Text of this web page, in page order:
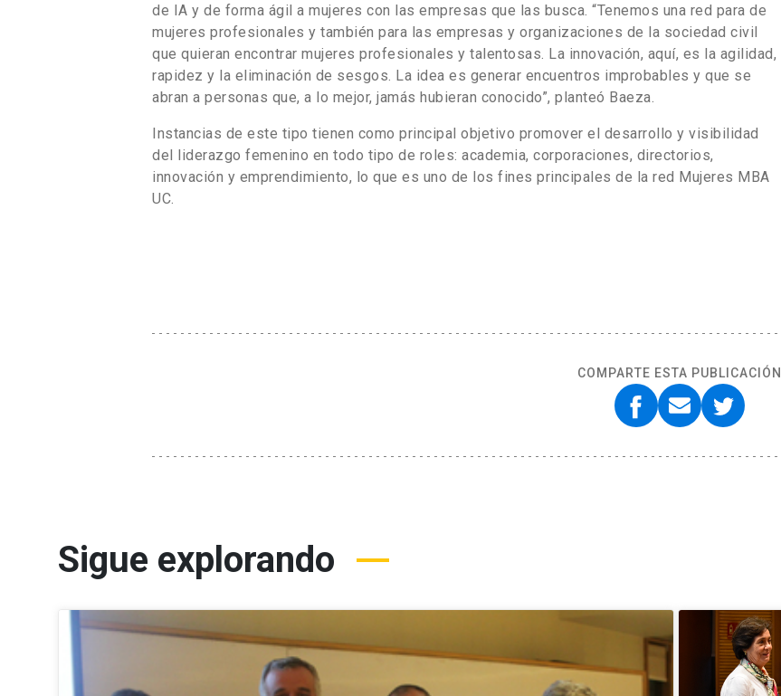
de IA y de forma ágil a mujeres con las empresas que las busca. “Tenemos una red para de
mujeres profesionales y también para las empresas y organizaciones de la sociedad civil
que quieran encontrar mujeres profesionales y talentosas. La innovación, aquí, es la agilidad,
rapidez y la eliminación de sesgos. La idea es generar encuentros improbables y que se
abran a personas que, a lo mejor, jamás hubieran conocido”, planteó Baeza.
Instancias de este tipo tienen como principal objetivo promover el desarrollo y visibilidad
del liderazgo femenino en todo tipo de roles: academia, corporaciones, directorios,
innovación y emprendimiento, lo que es uno de los fines principales de la red Mujeres MBA
UC.
COMPARTE ESTA PUBLICACIÓN
Sigue explorando